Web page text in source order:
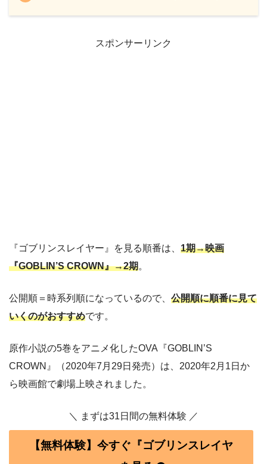
スポンサーリンク
『ゴブリンスレイヤー』を見る順番は、 1期→映画
『GOBLIN’S CROWN』→2期。
公開順＝時系列順になっているので、 公開順に順番に見て
いくのがおすすめです。
原作小説の5巻をアニメ化したOVA『GOBLIN’S
CROWN』（2020年7月29日発売）は、2020年2月1日か
ら映画館で劇場上映されました。
＼ まずは31日間の無料体験 ／
【無料体験】今すぐ『ゴブリンスレイヤ